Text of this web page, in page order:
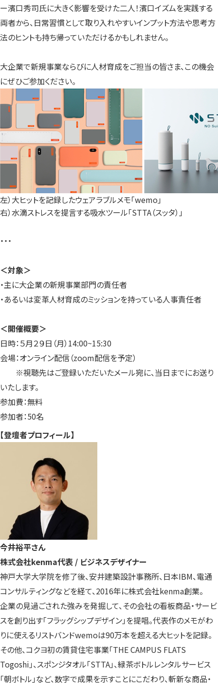
ー濱口秀司氏に大きく影響を受けた二人！濱口イズムを実践する
両者から、日常習慣として取り入れやすいインプット方法や思考方
法のヒントも持ち帰っていただけるかもしれません。
大企業で新規事業ならびに人材育成をご担当の皆さま、この機会
にぜひご参加ください。
左）大ヒットを記録したウェアラブルメモ「wemo」
右）水滴ストレスを提言する吸水ツール「STTA（スッタ）」
・・・
＜対象＞
・主に大企業の新規事業部門の責任者
・あるいは変革人材育成のミッションを持っている人事責任者
＜開催概要＞
日時：５月２９日（月）14:00~15:30
会場：オンライン配信（zoom配信を予定）
※視聴先はご登録いただいたメール宛に、当日までにお送り
いたします。
参加費：無料
参加者：50名
【登壇者プロフィール】
今井裕平さん
株式会社kenma代表 / ビジネスデザイナー
神戸大学大学院を修了後、安井建築設計事務所、日本IBM、電通
コンサルティングなどを経て、2016年に株式会社kenma創業。
企業の見過ごされた強みを発掘して、その会社の看板商品・サービ
スを創り出す「フラッグシップデザイン」を提唱。代表作のメモがわ
りに使えるリストバンドwemoは90万本を超える大ヒットを記録。
その他、コクヨ初の賃貸住宅事業「THE CAMPUS FLATS
Togoshi」、スポンジタオル「STTA」、緑茶ボトルレンタルサービス
「朝ボトル」など、数字で成果を示すことにこだわり、斬新な商品・